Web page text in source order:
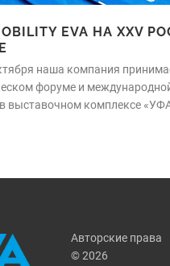
EVA НА
наша компания
форуме и
выставочном комплексе
Авторские права
© 2026